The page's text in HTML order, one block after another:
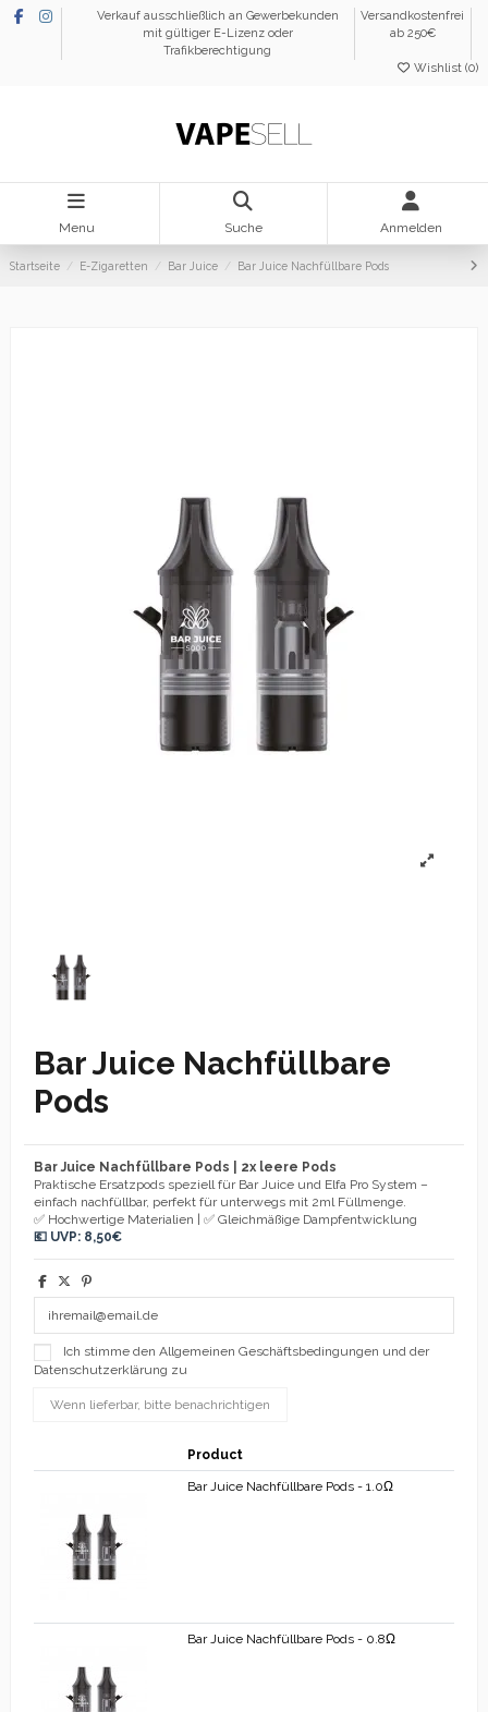
Verkauf ausschließlich an Gewerbekunden
mit gültiger E-Lizenz oder
Trafikberechtigung
Versandkostenfrei
ab 250€
Wishlist (0)
Menu Suche Anmelden
Startseite E-Zigaretten Bar Juice Bar Juice Nachfüllbare Pods
Bar Juice Nachfüllbare
Pods
Bar Juice Nachfüllbare Pods | 2x leere Pods
Praktische Ersatzpods speziell für Bar Juice und Elfa Pro System –
einfach nachfüllbar, perfekt für unterwegs mit 2ml Füllmenge.
✅ Hochwertige Materialien | ✅ Gleichmäßige Dampfentwicklung
💶 UVP: 8,50€
Ich stimme den Allgemeinen Geschäftsbedingungen und der
Datenschutzerklärung zu
Product
Bar Juice Nachfüllbare Pods - 1.0Ω
Bar Juice Nachfüllbare Pods - 0.8Ω